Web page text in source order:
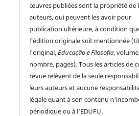
œuvres publiées sont la propriété de
auteurs, qui peuvent les avoir pour
publication ultérieure, à condition
l'édition originale soit mentionnée
l'original,Educação e Filosofia,
nombre, pages). Tous les articles de
revue relèvent de la seule
leurs auteurs et aucune
légale quant à son contenu
périodique ou à l’EDUFU.